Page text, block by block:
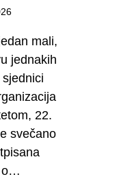
mali,
jednakih
22.
svečano
o…